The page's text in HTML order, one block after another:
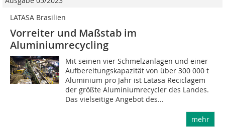
LATASA Brasilien
Vorreiter und Maßstab im
Aluminiumrecycling
Mit seinen vier Schmelzanlagen und einer
Aufbereitungskapazität von über 300 000 t
Aluminium pro Jahr ist Latasa Reciclagem
der größte Aluminiumrecycler des Landes.
Das vielseitige Angebot des...
mehr